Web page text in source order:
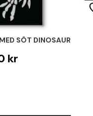
SÖT DINOSAUR
kr